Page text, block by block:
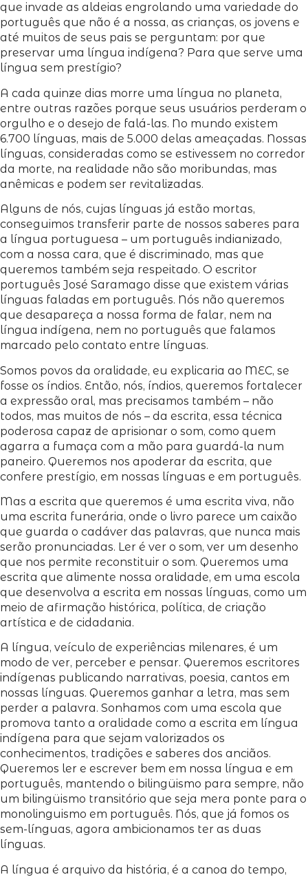
que invade as aldeias engrolando uma variedade do
português que não é a nossa, as crianças, os jovens e
até muitos de seus pais se perguntam: por que
preservar uma língua indígena? Para que serve uma
língua sem prestígio?
A cada quinze dias morre uma língua no planeta,
entre outras razões porque seus usuários perderam o
orgulho e o desejo de falá-las. No mundo existem
6.700 línguas, mais de 5.000 delas ameaçadas. Nossas
línguas, consideradas como se estivessem no corredor
da morte, na realidade não são moribundas, mas
anêmicas e podem ser revitalizadas.
Alguns de nós, cujas línguas já estão mortas,
conseguimos transferir parte de nossos saberes para
a língua portuguesa – um português indianizado,
com a nossa cara, que é discriminado, mas que
queremos também seja respeitado. O escritor
português José Saramago disse que existem várias
línguas faladas em português. Nós não queremos
que desapareça a nossa forma de falar, nem na
língua indígena, nem no português que falamos
marcado pelo contato entre línguas.
Somos povos da oralidade, eu explicaria ao MEC, se
fosse os índios. Então, nós, índios, queremos fortalecer
a expressão oral, mas precisamos também – não
todos, mas muitos de nós – da escrita, essa técnica
poderosa capaz de aprisionar o som, como quem
agarra a fumaça com a mão para guardá-la num
paneiro. Queremos nos apoderar da escrita, que
confere prestígio, em nossas línguas e em português.
Mas a escrita que queremos é uma escrita viva, não
uma escrita funerária, onde o livro parece um caixão
que guarda o cadáver das palavras, que nunca mais
serão pronunciadas. Ler é ver o som, ver um desenho
que nos permite reconstituir o som. Queremos uma
escrita que alimente nossa oralidade, em uma escola
que desenvolva a escrita em nossas línguas, como um
meio de afirmação histórica, política, de criação
artística e de cidadania.
A língua, veículo de experiências milenares, é um
modo de ver, perceber e pensar. Queremos escritores
indígenas publicando narrativas, poesia, cantos em
nossas línguas. Queremos ganhar a letra, mas sem
perder a palavra. Sonhamos com uma escola que
promova tanto a oralidade como a escrita em língua
indígena para que sejam valorizados os
conhecimentos, tradições e saberes dos anciãos.
Queremos ler e escrever bem em nossa língua e em
português, mantendo o bilingüismo para sempre, não
um bilingüismo transitório que seja mera ponte para o
monolinguismo em português. Nós, que já fomos os
sem-línguas, agora ambicionamos ter as duas
línguas.
A língua é arquivo da história, é a canoa do tempo,